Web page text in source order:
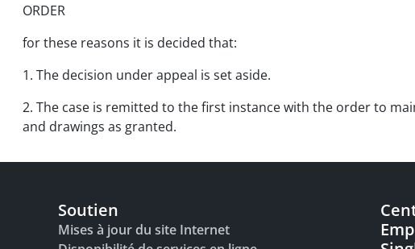
ORDER
for these reasons it is decided that:
1. The decision under appeal is set aside.
2. The case is remitted to the first instance with the order to
and drawings as granted.
Soutien
Mises à jour du site Internet